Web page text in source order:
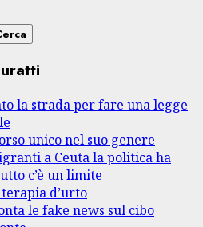
la strada per fare una legge
unico nel suo genere
a Ceuta la politica ha
c’è un limite
d’urto
le fake news sul cibo